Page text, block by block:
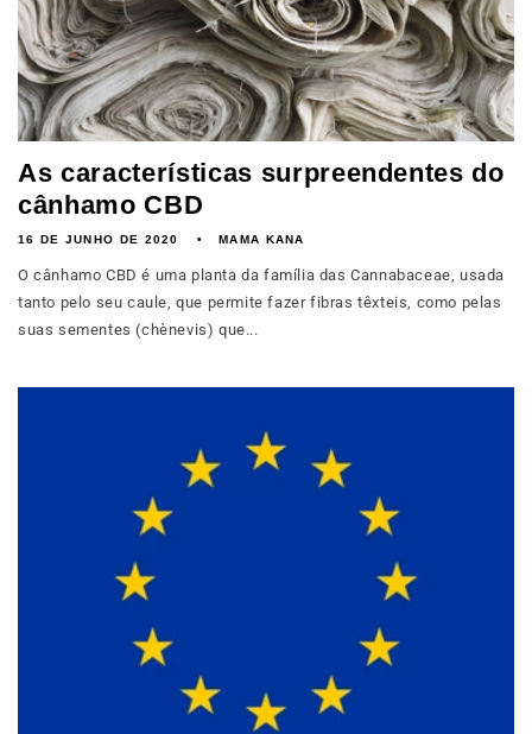
As características surpreendentes do
cânhamo CBD
16 DE JUNHO DE 2020 MAMA KANA
O cânhamo CBD é uma planta da família das Cannabaceae, usada
tanto pelo seu caule, que permite fazer fibras têxteis, como pelas
suas sementes (chènevis) que...